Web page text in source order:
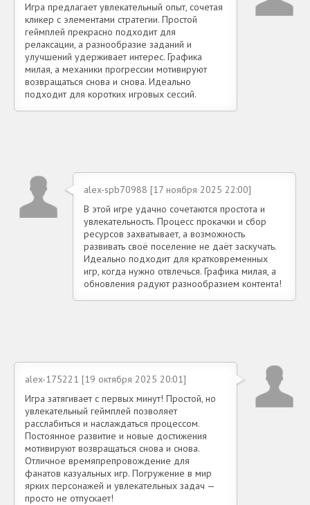
Игра предлагает увлекательный опыт, сочетая
кликер с элементами стратегии. Простой
геймплей прекрасно подходит для
релаксации, а разнообразие заданий и
улучшений удерживает интерес. Графика
милая, а механики прогрессии мотивируют
возвращаться снова и снова. Идеально
подходит для коротких игровых сессий.
alex-spb70988 [17 ноября 2025 22:00]
В этой игре удачно сочетаются простота и
увлекательность. Процесс прокачки и сбор
ресурсов захватывает, а возможность
развивать своё поселение не даёт заскучать.
Идеально подходит для кратковременных
игр, когда нужно отвлечься. Графика милая, а
обновления радуют разнообразием контента!
alex-175221 [19 октября 2025 20:01]
Игра затягивает с первых минут! Простой, но
увлекательный геймплей позволяет
расслабиться и наслаждаться процессом.
Постоянное развитие и новые достижения
мотивируют возвращаться снова и снова.
Отличное времяпрепровождение для
фанатов казуальных игр. Погружение в мир
ярких персонажей и увлекательных задач —
просто не отпускает!